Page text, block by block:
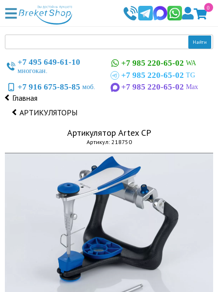
0
Найти
+7 495 649-61-10
многокан.
+7 916 675-85-85 моб.
+7 985 220-65-02 WA
+7 985 220-65-02 TG
+7 985 220-65-02 Max
Главная
АРТИКУЛЯТОРЫ
Артикулятор Artex CP
Артикул: 218750